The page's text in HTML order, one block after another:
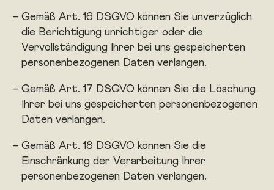
Gemäß Art. 16 DSGVO können Sie unverzüglich
die Berichtigung unrichtiger oder die
Vervollständigung Ihrer bei uns gespeicherten
personenbezogenen Daten verlangen.
Gemäß Art. 17 DSGVO können Sie die Löschung
Ihrer bei uns gespeicherten personenbezogenen
Daten verlangen.
Gemäß Art. 18 DSGVO können Sie die
Einschränkung der Verarbeitung Ihrer
personenbezogenen Daten verlangen.